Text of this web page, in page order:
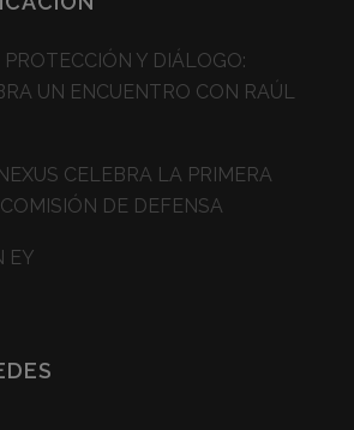
PROTECCIÓN Y DIÁLOGO:
UN ENCUENTRO CON RAÚL
CELEBRA LA PRIMERA
DE DEFENSA
EY